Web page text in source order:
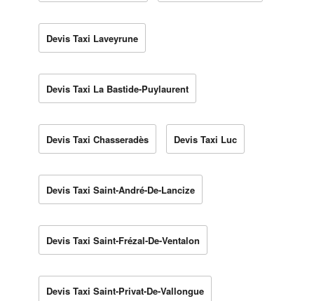
Devis Taxi Laveyrune
Devis Taxi La Bastide-Puylaurent
Devis Taxi Chasseradès Devis Taxi Luc
Devis Taxi Saint-André-De-Lancize
Devis Taxi Saint-Frézal-De-Ventalon
Devis Taxi Saint-Privat-De-Vallongue